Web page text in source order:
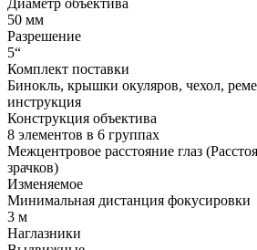
Диаметр объектива
50 мм
Разрешение
5“
Комплект поставки
Бинокль, крышки окуляров, чехол,
инструкция
Конструкция объектива
8 элементов в 6 группах
Межцентровое расстояние глаз
зрачков)
Изменяемое
Минимальная дистанция фокусировки
3 м
Наглазники